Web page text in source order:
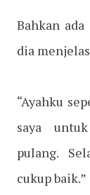
Bahkan
dia
“Ayahku
saya
pulang.
cukup baik.”